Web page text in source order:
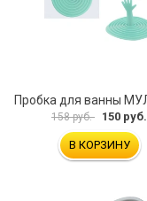
158 руб. 150 руб.
В КОРЗИНУ